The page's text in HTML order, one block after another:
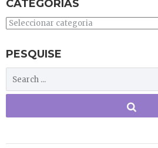
CATEGORIAS
Categorias
PESQUISE